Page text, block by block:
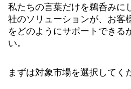
私たちの言葉だけを鵜呑みに
社のソリューションが、お客
をどのようにサポートできる
い。
まずは対象市場を選択してく